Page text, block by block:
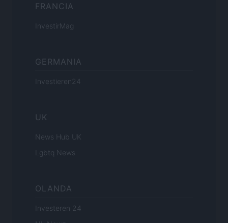
FRANCIA
InvestirMag
GERMANIA
Investieren24
UK
News Hub UK
Lgbtq News
OLANDA
Investeren 24